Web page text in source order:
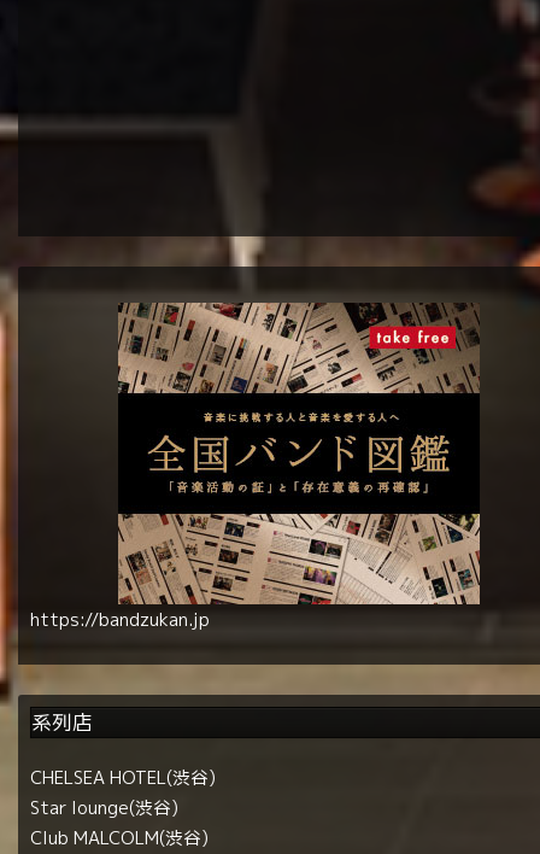
https://bandzukan.jp
系列店
CHELSEA HOTEL(渋谷)
Star lounge(渋谷)
Club MALCOLM(渋谷)